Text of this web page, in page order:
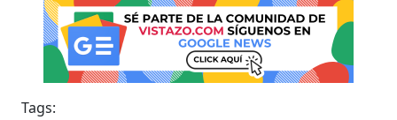
Tags: